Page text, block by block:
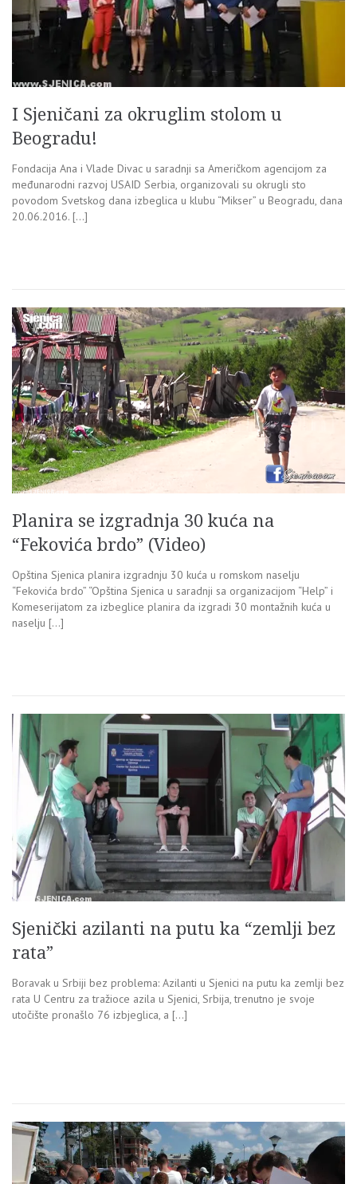
I Sjeničani za okruglim stolom u
Beogradu!
Fondacija Ana i Vlade Divac u saradnji sa Američkom agencijom za
međunarodni razvoj USAID Serbia, organizovali su okrugli sto
povodom Svetskog dana izbeglica u klubu “Mikser” u Beogradu, dana
20.06.2016. […]
Planira se izgradnja 30 kuća na
“Fekovića brdo” (Video)
Opština Sjenica planira izgradnju 30 kuća u romskom naselju
“Fekovića brdo” “Opština Sjenica u saradnji sa organizacijom “Help” i
Komeserijatom za izbeglice planira da izgradi 30 montažnih kuća u
naselju […]
Sjenički azilanti na putu ka “zemlji bez
rata”
Boravak u Srbiji bez problema: Azilanti u Sjenici na putu ka zemlji bez
rata U Centru za tražioce azila u Sjenici, Srbija, trenutno je svoje
utočište pronašlo 76 izbjeglica, a […]